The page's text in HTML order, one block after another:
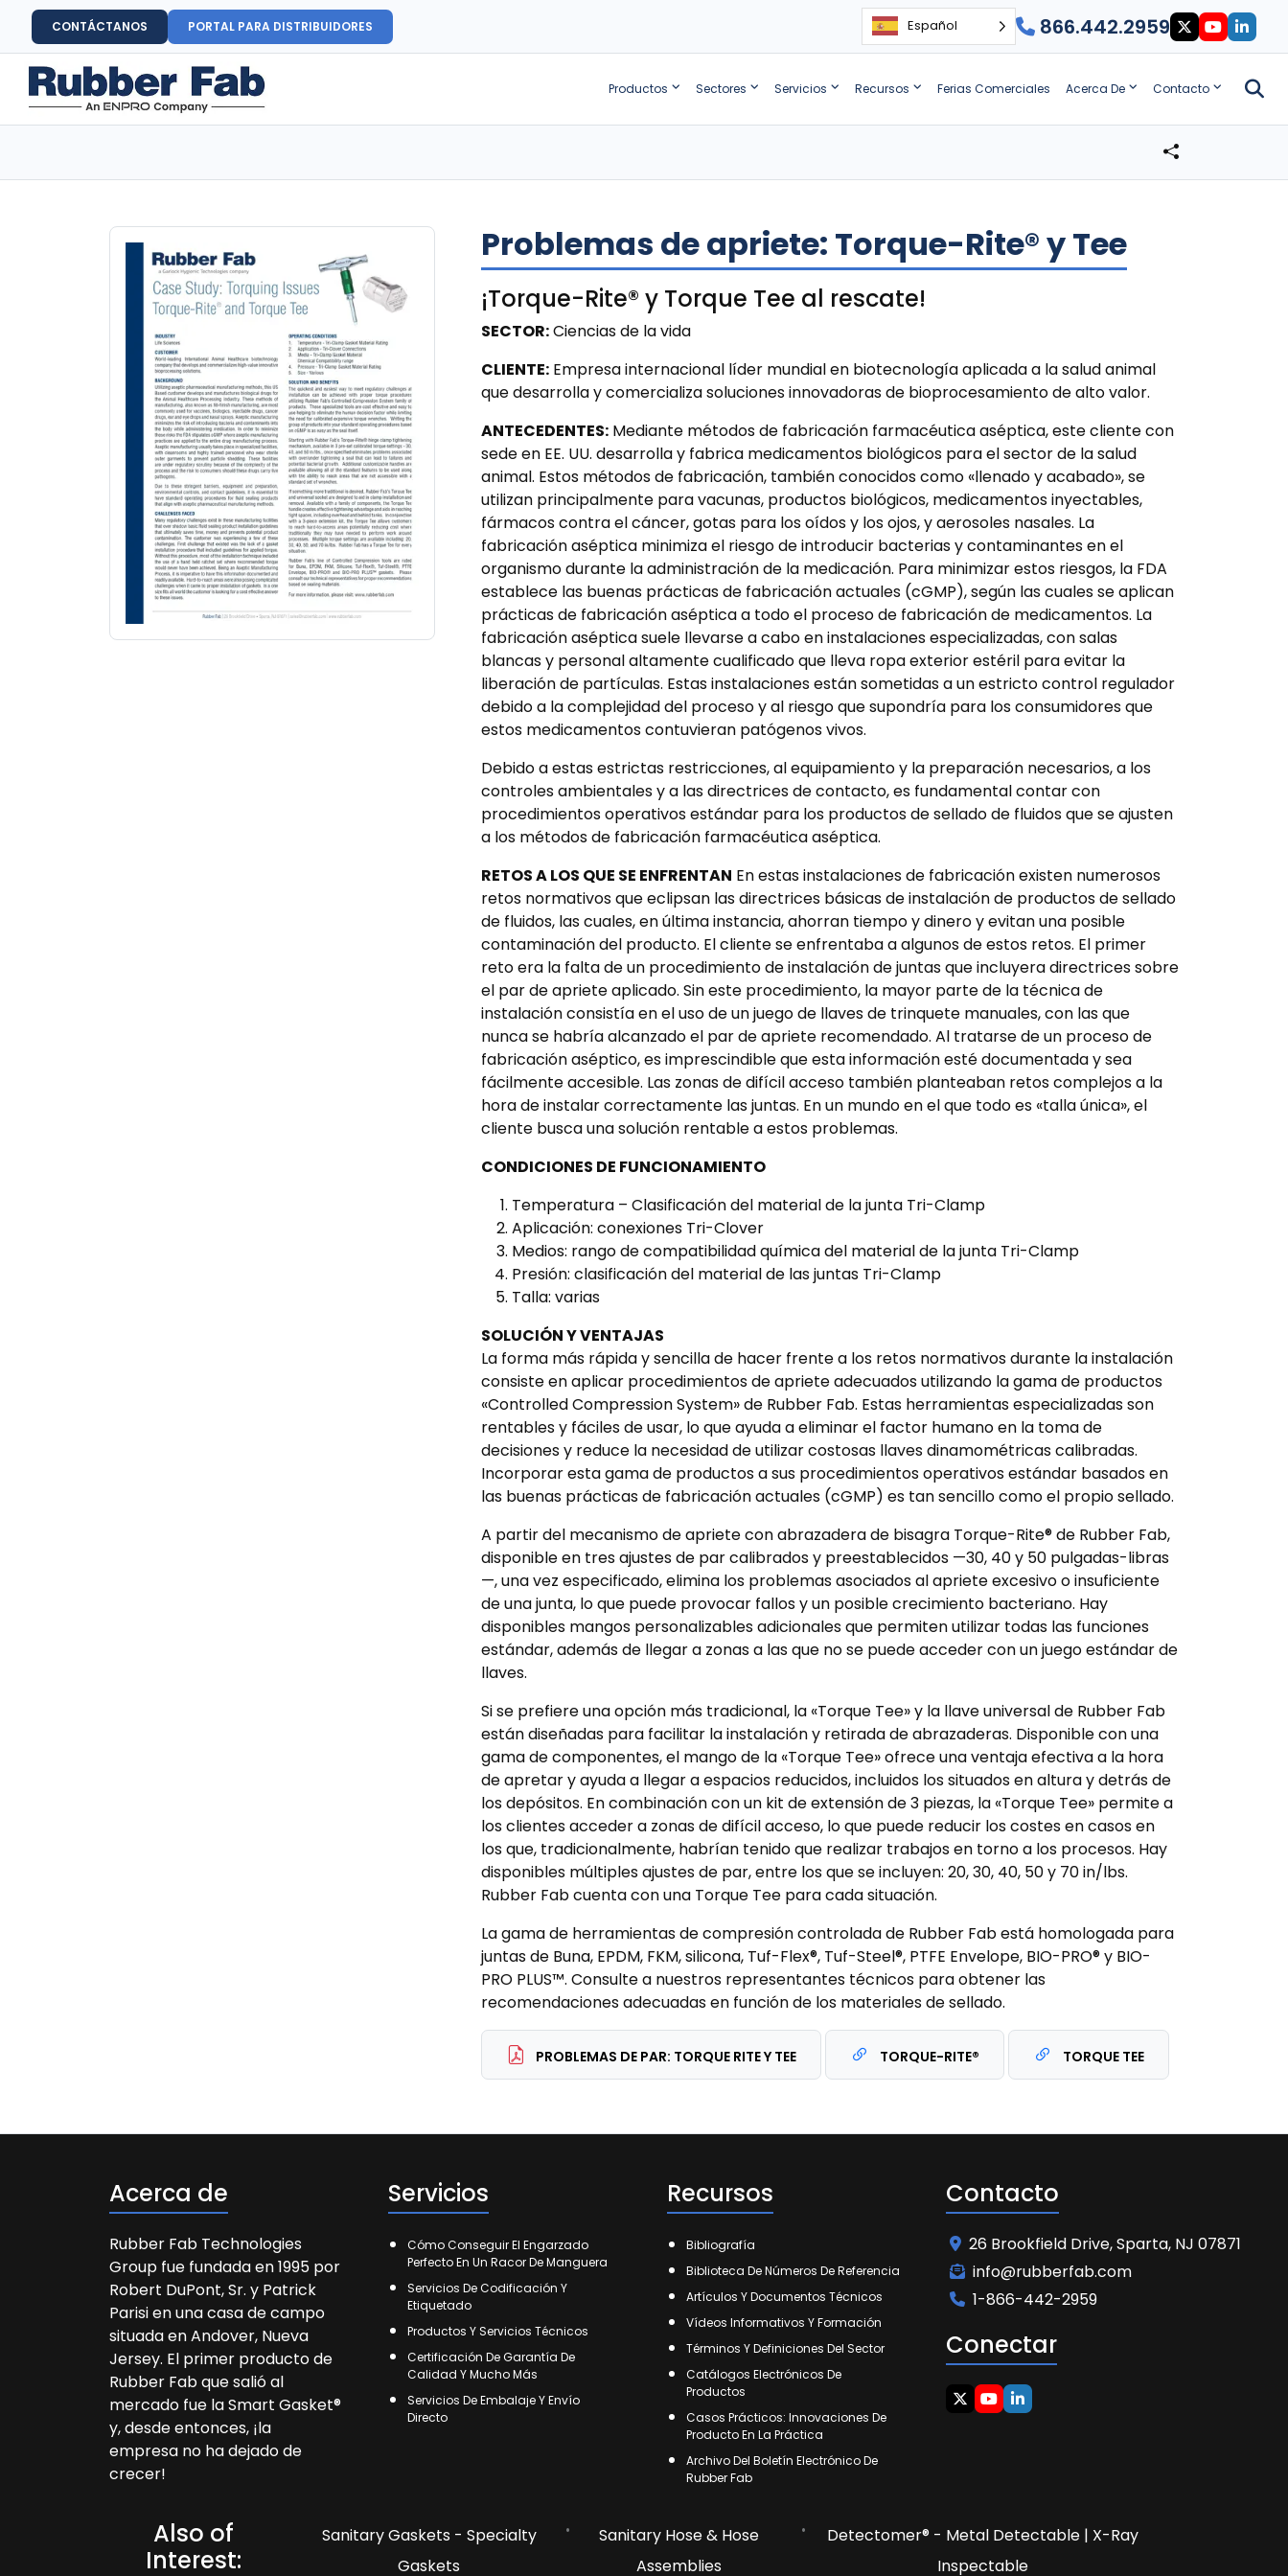
CONTÁCTANOS PORTAL PARA DISTRIBUIDORES Español 866.442.2959
Productos Sectores Servicios Recursos Ferias Comerciales Acerca De Contacto
Problemas de apriete: Torque-Rite® y Tee
¡Torque-Rite® y Torque Tee al rescate!
SECTOR:Ciencias de la vida
CLIENTE: Empresa internacional líder mundial en biotecnología aplicada a la salud animal
que desarrolla y comercializa soluciones innovadoras de bioprocesamiento de alto valor.
ANTECEDENTES: Mediante métodos de fabricación farmacéutica aséptica, este cliente con
sede en EE. UU. desarrolla y fabrica medicamentos biológicos para el sector de la salud
animal. Estos métodos de fabricación, también conocidos como «llenado y acabado», se
utilizan principalmente para vacunas, productos biológicos, medicamentos inyectables,
fármacos contra el cáncer, gotas para los oídos y los ojos, y aerosoles nasales. La
fabricación aséptica minimiza el riesgo de introducir bacterias y contaminantes en el
organismo durante la administración de la medicación. Para minimizar estos riesgos, la FDA
establece las buenas prácticas de fabricación actuales (cGMP), según las cuales se aplican
prácticas de fabricación aséptica a todo el proceso de fabricación de medicamentos. La
fabricación aséptica suele llevarse a cabo en instalaciones especializadas, con salas
blancas y personal altamente cualificado que lleva ropa exterior estéril para evitar la
liberación de partículas. Estas instalaciones están sometidas a un estricto control regulador
debido a la complejidad del proceso y al riesgo que supondría para los consumidores que
estos medicamentos contuvieran patógenos vivos.
Debido a estas estrictas restricciones, al equipamiento y la preparación necesarios, a los
controles ambientales y a las directrices de contacto, es fundamental contar con
procedimientos operativos estándar para los productos de sellado de fluidos que se ajusten
a los métodos de fabricación farmacéutica aséptica.
RETOS A LOS QUE SE ENFRENTAN En estas instalaciones de fabricación existen numerosos
retos normativos que eclipsan las directrices básicas de instalación de productos de sellado
de fluidos, las cuales, en última instancia, ahorran tiempo y dinero y evitan una posible
contaminación del producto. El cliente se enfrentaba a algunos de estos retos. El primer
reto era la falta de un procedimiento de instalación de juntas que incluyera directrices sobre
el par de apriete aplicado. Sin este procedimiento, la mayor parte de la técnica de
instalación consistía en el uso de un juego de llaves de trinquete manuales, con las que
nunca se habría alcanzado el par de apriete recomendado. Al tratarse de un proceso de
fabricación aséptico, es imprescindible que esta información esté documentada y sea
fácilmente accesible. Las zonas de difícil acceso también planteaban retos complejos a la
hora de instalar correctamente las juntas. En un mundo en el que todo es «talla única», el
cliente busca una solución rentable a estos problemas.
CONDICIONES DE FUNCIONAMIENTO
Temperatura – Clasificación del material de la junta Tri-Clamp
Aplicación: conexiones Tri-Clover
Medios: rango de compatibilidad química del material de la junta Tri-Clamp
Presión: clasificación del material de las juntas Tri-Clamp
Talla: varias
SOLUCIÓN Y VENTAJAS
La forma más rápida y sencilla de hacer frente a los retos normativos durante la instalación
consiste en aplicar procedimientos de apriete adecuados utilizando la gama de productos
«Controlled Compression System» de Rubber Fab. Estas herramientas especializadas son
rentables y fáciles de usar, lo que ayuda a eliminar el factor humano en la toma de
decisiones y reduce la necesidad de utilizar costosas llaves dinamométricas calibradas.
Incorporar esta gama de productos a sus procedimientos operativos estándar basados en
las buenas prácticas de fabricación actuales (cGMP) es tan sencillo como el propio sellado.
A partir del mecanismo de apriete con abrazadera de bisagra Torque-Rite® de Rubber Fab,
disponible en tres ajustes de par calibrados y preestablecidos —30, 40 y 50 pulgadas-libras
—, una vez especificado, elimina los problemas asociados al apriete excesivo o insuficiente
de una junta, lo que puede provocar fallos y un posible crecimiento bacteriano. Hay
disponibles mangos personalizables adicionales que permiten utilizar todas las funciones
estándar, además de llegar a zonas a las que no se puede acceder con un juego estándar de
llaves.
Si se prefiere una opción más tradicional, la «Torque Tee» y la llave universal de Rubber Fab
están diseñadas para facilitar la instalación y retirada de abrazaderas. Disponible con una
gama de componentes, el mango de la «Torque Tee» ofrece una ventaja efectiva a la hora
de apretar y ayuda a llegar a espacios reducidos, incluidos los situados en altura y detrás de
los depósitos. En combinación con un kit de extensión de 3 piezas, la «Torque Tee» permite a
los clientes acceder a zonas de difícil acceso, lo que puede reducir los costes en casos en
los que, tradicionalmente, habrían tenido que realizar trabajos en torno a los procesos. Hay
disponibles múltiples ajustes de par, entre los que se incluyen: 20, 30, 40, 50 y 70 in/lbs.
Rubber Fab cuenta con una Torque Tee para cada situación.
La gama de herramientas de compresión controlada de Rubber Fab está homologada para
juntas de Buna, EPDM, FKM, silicona, Tuf-Flex®, Tuf-Steel®, PTFE Envelope, BIO-PRO® y BIO-
PRO PLUS™. Consulte a nuestros representantes técnicos para obtener las
recomendaciones adecuadas en función de los materiales de sellado.
PROBLEMAS DE PAR: TORQUE RITE Y TEE TORQUE-RITE® TORQUE TEE
Acerca de
Rubber Fab Technologies
Group fue fundada en 1995 por
Robert DuPont, Sr. y Patrick
Parisi en una casa de campo
situada en Andover, Nueva
Jersey. El primer producto de
Rubber Fab que salió al
mercado fue la Smart Gasket®
y, desde entonces, ¡la
empresa no ha dejado de
crecer!
Servicios
Cómo Conseguir El Engarzado
Perfecto En Un Racor De Manguera
Servicios De Codificación Y
Etiquetado
Productos Y Servicios Técnicos
Certificación De Garantía De
Calidad Y Mucho Más
Servicios De Embalaje Y Envío
Directo
Recursos
Bibliografía
Biblioteca De Números De Referencia
Artículos Y Documentos Técnicos
Vídeos Informativos Y Formación
Términos Y Definiciones Del Sector
Catálogos Electrónicos De
Productos
Casos Prácticos: Innovaciones De
Producto En La Práctica
Archivo Del Boletín Electrónico De
Rubber Fab
Contacto
26 Brookfield Drive, Sparta, NJ 07871
info@rubberfab.com
1-866-442-2959
Conectar
Also of
Interest:
Sanitary Gaskets - Specialty
Gaskets
Sanitary Hose & Hose
Assemblies
Detectomer® - Metal Detectable | X-Ray
Inspectable